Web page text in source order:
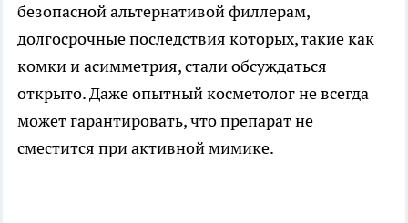
безопасной альтернативой филлерам,
долгосрочные последствия которых, такие как
комки и асимметрия, стали обсуждаться
открыто. Даже опытный косметолог не всегда
может гарантировать, что препарат не
сместится при активной мимике.